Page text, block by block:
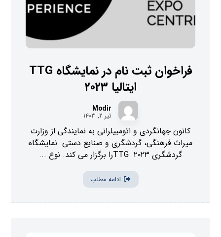
فراخوان ثبت نام در نمایشگاه TTG
ایتالیا ۲۰۲۳
Modir
تیر ۲, ۱۴۰۳
کانون جهانگردی و اتومبیلرانی به نمایندگی از وزارت
میراث فرهنگی، گردشگری و صنایع دستی نمایشگاه
گردشگری TTG ۲۰۲۳را برگزار می کند. نوع ...
ادامه مطلب